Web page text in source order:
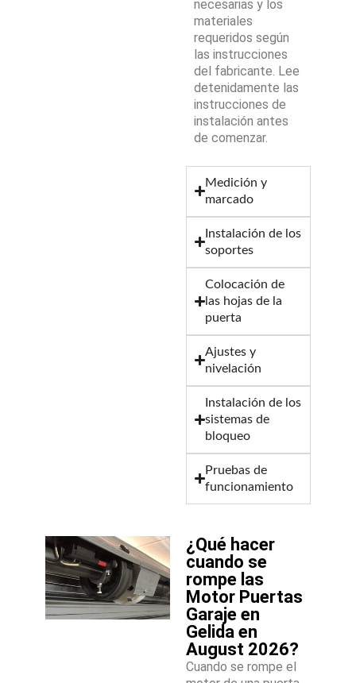
necesarias y los
materiales
requeridos según
las instrucciones
del fabricante. Lee
detenidamente las
instrucciones de
instalación antes
de comenzar.
Medición y
marcado
Instalación de los
soportes
Colocación de
las hojas de la
puerta
Ajustes y
nivelación
Instalación de los
sistemas de
bloqueo
Pruebas de
funcionamiento
¿Qué hacer
cuando se
rompe las
Motor Puertas
Garaje en
Gelida en
August 2026?
Cuando se rompe el